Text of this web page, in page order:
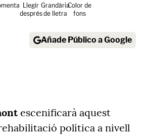
Llegir
després
Grandària
de lletra
Color de
fons
Añade Público a Google
escenificarà aquest
política a nivell